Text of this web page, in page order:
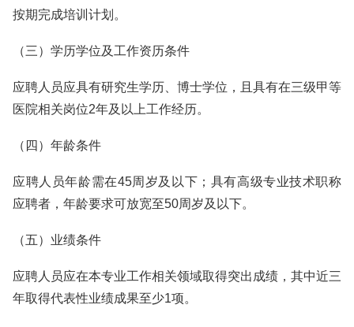
按期完成培训计划。
（三）学历学位及工作资历条件
应聘人员应具有研究生学历、博士学位，且具有在三级甲等
医院相关岗位2年及以上工作经历。
（四）年龄条件
应聘人员年龄需在45周岁及以下；具有高级专业技术职称
应聘者，年龄要求可放宽至50周岁及以下。
（五）业绩条件
应聘人员应在本专业工作相关领域取得突出成绩，其中近三
年取得代表性业绩成果至少1项。